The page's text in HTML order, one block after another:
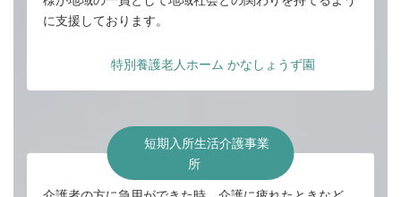
に支援しております。
特別養護老人ホーム かなしょうず園
短期入所生活介護事業
所